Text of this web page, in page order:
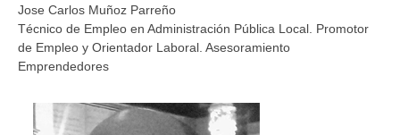
Jose Carlos Muñoz Parreño
Técnico de Empleo en Administración Pública Local. Promotor
de Empleo y Orientador Laboral. Asesoramiento
Emprendedores